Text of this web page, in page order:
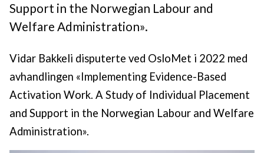
Support in the Norwegian Labour and
Welfare Administration».
Vidar Bakkeli disputerte ved OsloMet i 2022 med
avhandlingen «Implementing Evidence-Based
Activation Work. A Study of Individual Placement
and Support in the Norwegian Labour and Welfare
Administration».